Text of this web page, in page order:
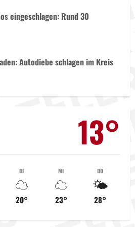
eingeschlagen: Rund 30
Autodiebe schlagen im Kreis
13°
DI
☁️
20°
MI
☁️
23°
DO
🌤️
28°